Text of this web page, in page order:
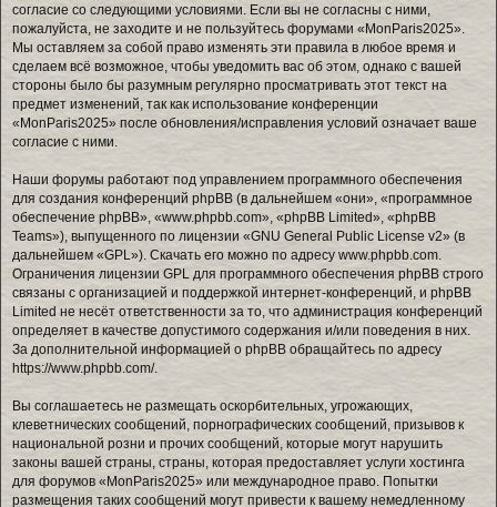
согласие со следующими условиями. Если вы не согласны с ними,
пожалуйста, не заходите и не пользуйтесь форумами «MonParis2025».
Мы оставляем за собой право изменять эти правила в любое время и
сделаем всё возможное, чтобы уведомить вас об этом, однако с вашей
стороны было бы разумным регулярно просматривать этот текст на
предмет изменений, так как использование конференции
«MonParis2025» после обновления/исправления условий означает ваше
согласие с ними.
Наши форумы работают под управлением программного обеспечения
для создания конференций phpBB (в дальнейшем «они», «программное
обеспечение phpBB», «www.phpbb.com», «phpBB Limited», «phpBB
Teams»), выпущенного по лицензии «GNU General Public License v2» (в
дальнейшем «GPL»). Скачать его можно по адресу www.phpbb.com
Ограничения лицензии GPL для программного обеспечения phpBB строго
связаны с организацией и поддержкой интернет-конференций, и phpBB
Limited не несёт ответственности за то, что администрация конференций
определяет в качестве допустимого содержания и/или поведения в них.
За дополнительной информацией о phpBB обращайтесь по адресу
https://www.phpbb.com/.
Вы соглашаетесь не размещать оскорбительных, угрожающих,
клеветнических сообщений, порнографических сообщений, призывов к
национальной розни и прочих сообщений, которые могут нарушить
законы вашей страны, страны, которая предоставляет услуги хостинга
для форумов «MonParis2025» или международное право. Попытки
размещения таких сообщений могут привести к вашему немедленному